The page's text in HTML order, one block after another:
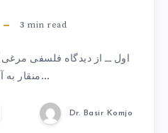
3 min read
اول ــ از دیدگاه فلسفی مرغی
منقار به آب شور…
Dr. Basir Komjo